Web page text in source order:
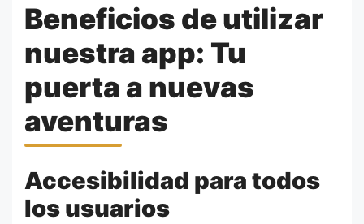
Beneficios de utilizar
nuestra app: Tu
puerta a nuevas
aventuras
Accesibilidad para todos
los usuarios